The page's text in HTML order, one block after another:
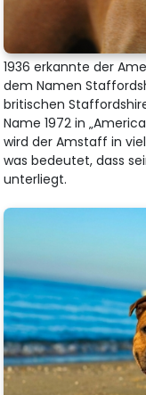
1936 erkannte der
dem Namen
britischen
Name 1972 in
wird der Amstaff in
was bedeutet, dass
unterliegt.